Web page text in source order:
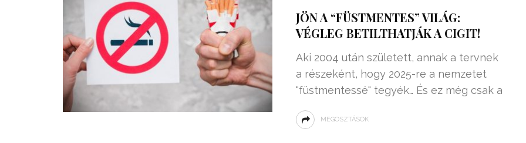
JÖN A “FÜSTMENTES” VILÁG:
VÉGLEG BETILTHATJÁK A CIGIT!
Aki 2004 után született, annak a tervnek
a részeként, hogy 2025-re a nemzetet
"füstmentessé" tegyék… És ez még csak a
MEGOSZTÁSOK